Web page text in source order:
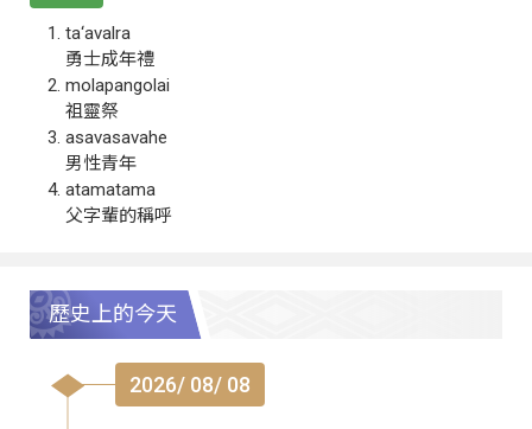
ta‘avalra
勇士成年禮
molapangolai
祖靈祭
asavasavahe
男性青年
atamatama
父字輩的稱呼
歷史上的今天
2026/ 08/ 08